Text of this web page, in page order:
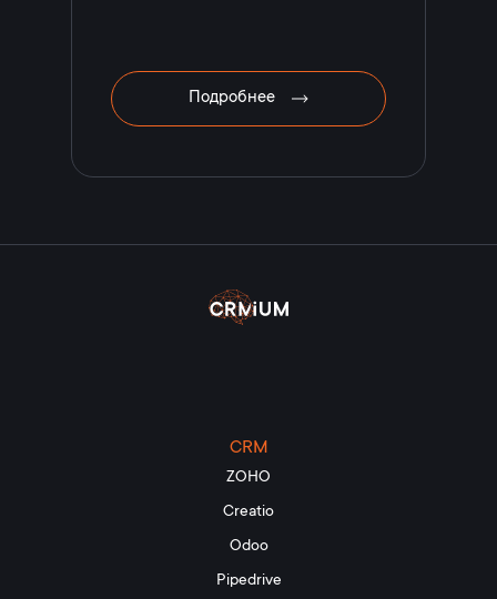
Подробнее
CRM
ZOHO
Creatio
Odoo
Pipedrive